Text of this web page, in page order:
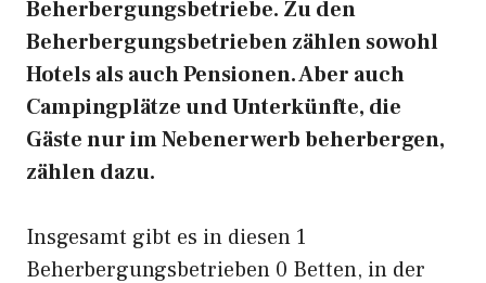
Beherbergungsbetriebe. Zu den
Beherbergungsbetrieben zählen sowohl
Hotels als auch Pensionen. Aber auch
Campingplätze und Unterkünfte, die
Gäste nur im Nebenerwerb beherbergen,
zählen dazu.
Insgesamt gibt es in diesen 1
Beherbergungsbetrieben 0 Betten, in der